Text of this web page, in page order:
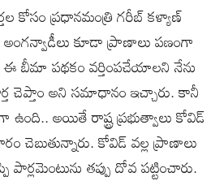
కోసం ప్రధానమంత్రి గరీబ్ కళ్యాణ్
కూడా ప్రాణాలు పణంగా
బీమా పథకం వర్తింపచేయాలని నేను
చెప్తాం అని సమాధానం ఇచ్చారు. కానీ
ఉంది.. అయితే రాష్ట్ర ప్రభుత్వాలు కోవిడ్
కోవిడ్ వల్ల ప్రాణాలు
తప్పు దోవ పట్టించారు.